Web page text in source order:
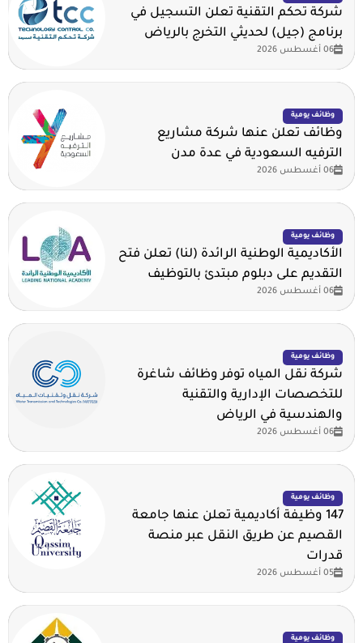
شركة تحكم التقنية تعلن التسجيل في
برنامج (جيل) لحديثي التخرج بالرياض
06 أغسطس 2026
وظائف يومية
وظائف تعلن عنها شركة مشاريع
الترفيه السعودية في عدة مدن
06 أغسطس 2026
وظائف يومية
الأكاديمية الوطنية الرائدة (لنا) تعلن فتح
التقديم على دبلوم مبتدئ بالتوظيف
06 أغسطس 2026
وظائف يومية
شركة نقل المياه توفر وظائف شاغرة
للتخصصات الإدارية والتقنية
والهندسية في الرياض
06 أغسطس 2026
وظائف يومية
147 وظيفة أكاديمية تعلن عنها جامعة
القصيم عن طريق النقل عبر منصة
قدرات
05 أغسطس 2026
وظائف يومية